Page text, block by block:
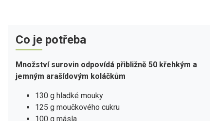
Co je potřeba
Množství surovin odpovídá přibližně 50 křehkým a
jemným arašídovým koláčkům
130 g hladké mouky
125 g moučkového cukru
100 g másla